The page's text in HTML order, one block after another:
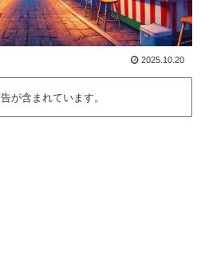
2025.10.20
が含まれています。